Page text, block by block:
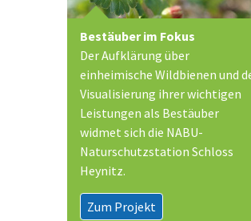
Bestäuber im Fokus
Der Aufklärung über
einheimische Wildbienen und
Visualisierung ihrer wichtigen
Leistungen als Bestäuber
widmet sich die NABU-
Naturschutzstation Schloss
Heynitz.
Zum Projekt